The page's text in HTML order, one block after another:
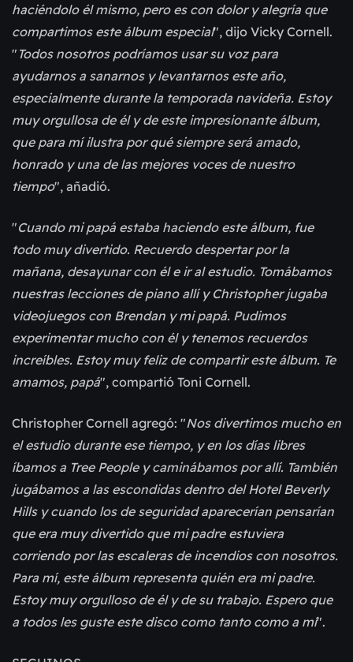
haciéndolo él mismo, pero es con dolor y alegría que
compartimos este álbum especial", dijo Vicky Cornell.
" Todos nosotros podríamos usar su voz para
ayudarnos a sanarnos y levantarnos este año,
especialmente durante la temporada navideña. Estoy
muy orgullosa de él y de este impresionante álbum,
que para mí ilustra por qué siempre será amado,
honrado y una de las mejores voces de nuestro
tiempo", añadió.
"Cuando mi papá estaba haciendo este álbum, fue
todo muy divertido. Recuerdo despertar por la
mañana, desayunar con él e ir al estudio. Tomábamos
nuestras lecciones de piano allí y Christopher jugaba
videojuegos con Brendan y mi papá. Pudimos
experimentar mucho con él y tenemos recuerdos
increíbles. Estoy muy feliz de compartir este álbum. Te
amamos, papá", compartió Toni Cornell.
Christopher Cornell agregó: "Nos divertimos mucho en
el estudio durante ese tiempo, y en los días libres
íbamos a Tree People y caminábamos por allí. También
jugábamos a las escondidas dentro del Hotel Beverly
Hills y cuando los de seguridad aparecerían pensarían
que era muy divertido que mi padre estuviera
corriendo por las escaleras de incendios con nosotros.
Para mí, este álbum representa quién era mi padre.
Estoy muy orgulloso de él y de su trabajo. Espero que
a todos les guste este disco como tanto como a mí".